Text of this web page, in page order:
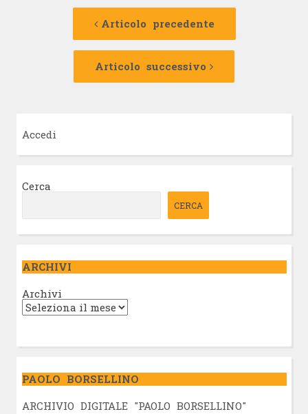
Navigazione
Articolo precedente
Articolo
Articolo successivo
Articolo
Accedi
Cerca
CERCA
ARCHIVI
Archivi
PAOLO BORSELLINO
ARCHIVIO DIGITALE "PAOLO BORSELLINO"